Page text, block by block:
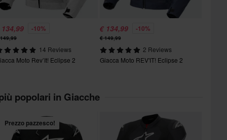
-10%
14 Reviews
Moto Rev’It! Eclipse 2
€ 134,99 -10%
€ 149,99
2 Reviews
Giacca Moto REV'IT! Eclipse 2
popolari in Giacche
Prezzo pazzesco!